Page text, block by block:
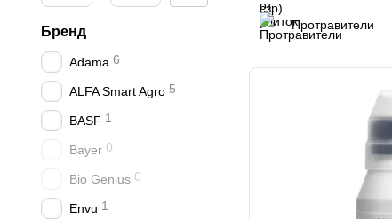
Протравители
Бренд
Adama 6
ALFA Smart Agro 5
BASF 1
Bayer 0
Bio Genius 0
Envu 1